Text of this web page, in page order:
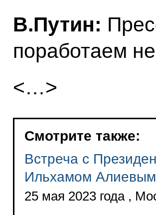
В.Путин:
поработаем
<…>
Смотрите также:
Встреча с
Ильхамом Алиевым
25 мая 2023 года ,